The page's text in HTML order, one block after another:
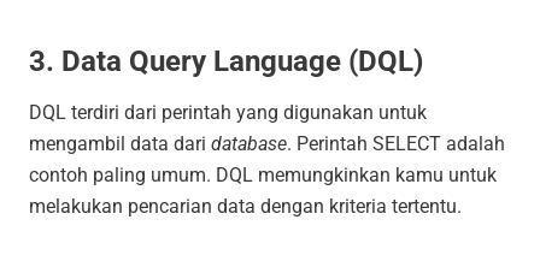
3. Data Query Language (DQL)
DQL terdiri dari perintah yang digunakan untuk
mengambil data dari database. Perintah SELECT adalah
contoh paling umum. DQL memungkinkan kamu untuk
melakukan pencarian data dengan kriteria tertentu.